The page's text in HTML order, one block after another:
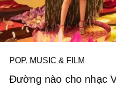
POP, MUSIC & FILM
Đường nào cho nhạc